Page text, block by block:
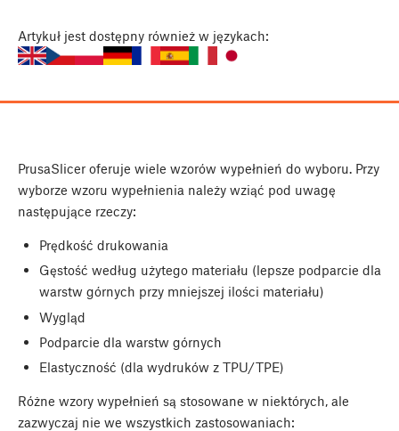
Artykuł jest dostępny również w językach:
PrusaSlicer oferuje wiele wzorów wypełnień do wyboru. Przy
wyborze wzoru wypełnienia należy wziąć pod uwagę
następujące rzeczy:
Prędkość drukowania
Gęstość według użytego materiału (lepsze podparcie dla
warstw górnych przy mniejszej ilości materiału)
Wygląd
Podparcie dla warstw górnych
Elastyczność (dla wydruków z TPU/TPE)
Różne wzory wypełnień są stosowane w niektórych, ale
zazwyczaj nie we wszystkich zastosowaniach: